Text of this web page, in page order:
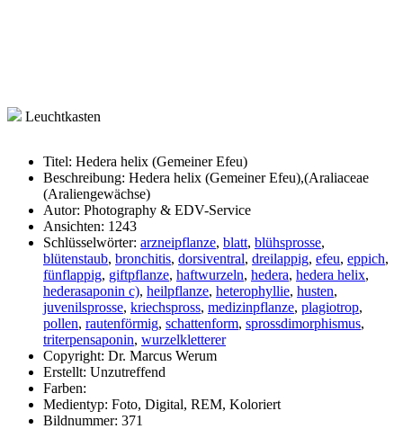
Leuchtkasten
Titel: Hedera helix (Gemeiner Efeu)
Beschreibung: Hedera helix (Gemeiner Efeu),(Araliaceae
(Araliengewächse)
Autor: Photography & EDV-Service
Ansichten: 1243
Schlüsselwörter: arzneipflanze, blatt, blühsprosse,
blütenstaub, bronchitis, dorsiventral, dreilappig, efeu, eppich,
fünflappig, giftpflanze, haftwurzeln, hedera, hedera helix,
hederasaponin c), heilpflanze, heterophyllie, husten,
juvenilsprosse, kriechspross, medizinpflanze, plagiotrop,
pollen, rautenförmig, schattenform, sprossdimorphismus,
triterpensaponin, wurzelkletterer
Copyright: Dr. Marcus Werum
Erstellt: Unzutreffend
Farben:
Medientyp: Foto, Digital, REM, Koloriert
Bildnummer: 371